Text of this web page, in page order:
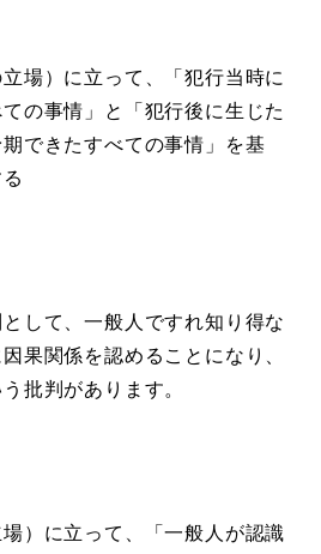
場）に立って、「犯行当時に
の事情」と「犯行後に生じた
できたすべての事情」を基
して、一般人ですれ知り得な
果関係を認めることになり、
批判があります。
）に立って、「一般人が認識